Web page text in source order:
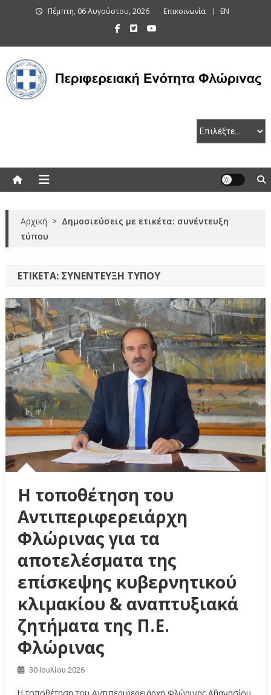
Πέμπτη, 06 Αυγούστου, 2026 Επικοινωνία EN
Αρχική > Δημοσιεύσεις με ετικέτα: συνέντευξη
τύπου
ΕΤΙΚΈΤΑ: ΣΥΝΈΝΤΕΥΞΗ ΤΎΠΟΥ
Η τοποθέτηση του
Αντιπεριφερειάρχη
Φλώρινας για τα
αποτελέσματα της
επίσκεψης κυβερνητικού
κλιμακίου & αναπτυξιακά
ζητήματα της Π.Ε.
Φλώρινας
30 Ιουλίου 2026